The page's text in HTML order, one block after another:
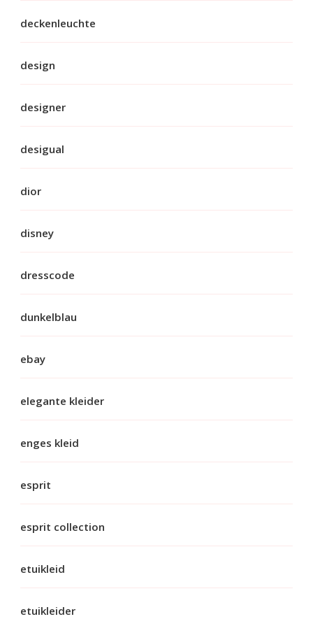
deckenleuchte
design
designer
desigual
dior
disney
dresscode
dunkelblau
ebay
elegante kleider
enges kleid
esprit
esprit collection
etuikleid
etuikleider